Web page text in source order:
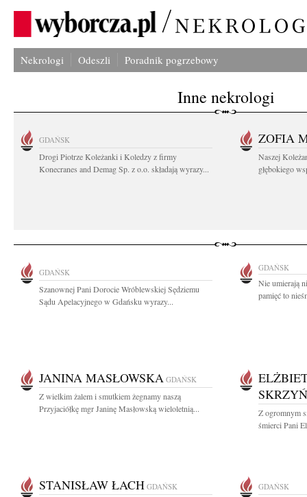
Nekrologi Odeszli Poradnik pogrzebowy
Inne nekrologi
GDAŃSK
Drogi Piotrze Koleżanki i Koledzy z firmy
Konecranes and Demag Sp. z o.o. składają wyrazy...
ZOFIA
Naszej
głębokiego
GDAŃSK
Szanownej Pani Dorocie Wróblewskiej Sędziemu
Sądu Apelacyjnego w Gdańsku wyrazy...
GDAŃSK
Nie umierają
pamięć to
JANINA MASŁOWSKA GDAŃSK
Z wielkim żalem i smutkiem żegnamy naszą
Przyjaciółkę mgr Janinę Masłowską wieloletnią...
Z ogromnym
śmierci Pani
STANISŁAW ŁACH GDAŃSK GDAŃSK